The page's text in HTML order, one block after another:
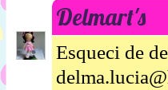
Delmart's
Esqueci de